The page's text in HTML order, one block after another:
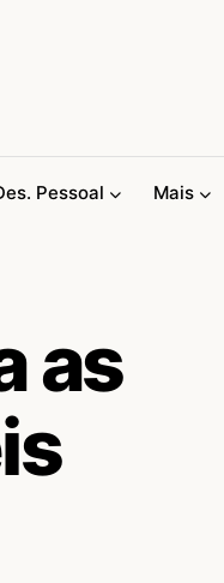
Pessoal Mais
as